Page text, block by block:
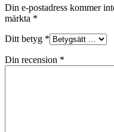
Din e-postadress kommer
märkta *
Ditt betyg *
Din recension *